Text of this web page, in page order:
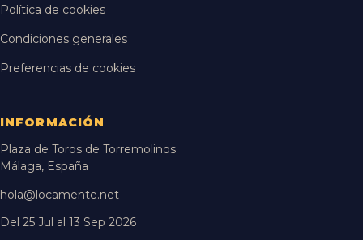
Política de cookies
Condiciones generales
Preferencias de cookies
INFORMACIÓN
Plaza de Toros de Torremolinos
Málaga, España
hola@locamente.net
Del 25 Jul al 13 Sep 2026